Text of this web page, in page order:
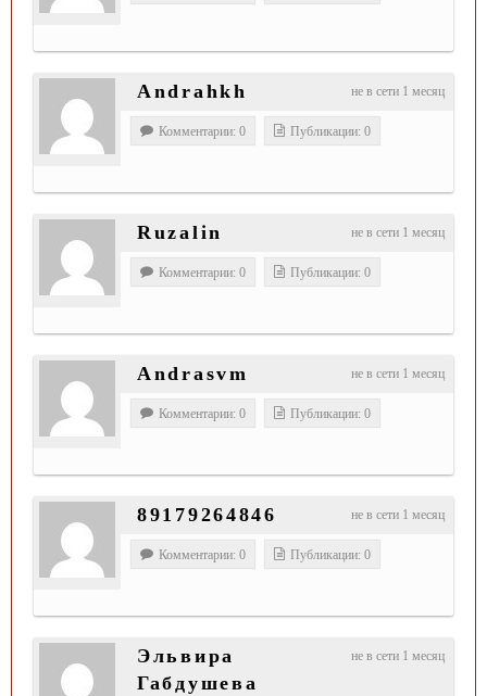
не в сети 1 месяц
Andrahkh
Комментарии: 0 Публикации: 0
не в сети 1 месяц
Ruzalin
Комментарии: 0 Публикации: 0
не в сети 1 месяц
Andrasvm
Комментарии: 0 Публикации: 0
не в сети 1 месяц
89179264846
Комментарии: 0 Публикации: 0
не в сети 1 месяц
Эльвира
Габдушева